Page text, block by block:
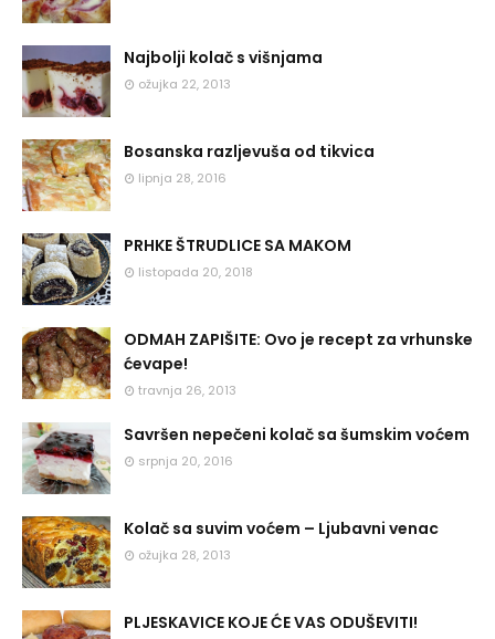
Najbolji kolač s višnjama
ožujka 22, 2013
Bosanska razljevuša od tikvica
lipnja 28, 2016
PRHKE ŠTRUDLICE SA MAKOM
listopada 20, 2018
ODMAH ZAPIŠITE: Ovo je recept za vrhunske
ćevape!
travnja 26, 2013
Savršen nepečeni kolač sa šumskim voćem
srpnja 20, 2016
Kolač sa suvim voćem – Ljubavni venac
ožujka 28, 2013
PLJESKAVICE KOJE ĆE VAS ODUŠEVITI!